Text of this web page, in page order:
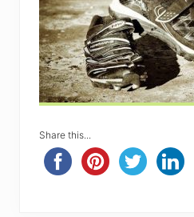
Share this...